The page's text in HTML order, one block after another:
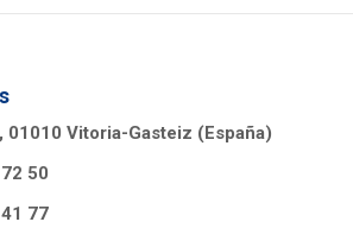
01010 Vitoria-Gasteiz (España)
50
77